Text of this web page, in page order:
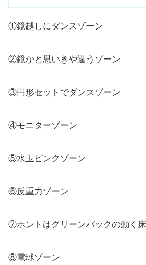
①鏡越しにダンスゾーン
②鏡かと思いきや違うゾーン
③円形セットでダンスゾーン
④モニターゾーン
⑤水玉ピンクゾーン
⑥反重力ゾーン
⑦ホントはグリーンバックの動く
⑧電球ゾーン